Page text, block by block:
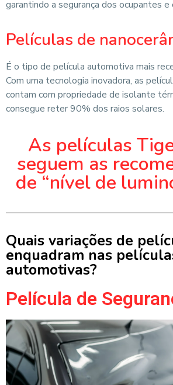
garantindo a segurança dos ocupantes e
Películas de
É o tipo de película automotiva mais
Com uma tecnologia inovadora, as
contam com propriedade de isolante
consegue reter 90% dos raios solares.
As películas
seguem as
de “nível de
Quais variações de
enquadram nas
automotivas?
Película de